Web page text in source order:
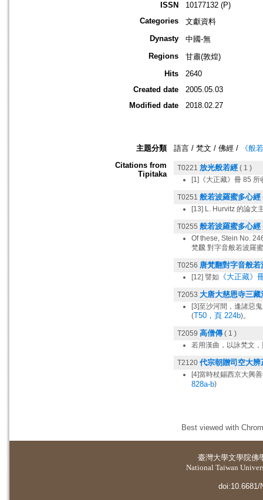
ISSN
10177132 (P)
Categories
文獻資料
Dynasty
中國-無
Regions
甘肅(敦煌)
Hits
2640
Created date
2005.05.03
Modified date
2018.02.27
主題分類 語言 / 梵文 / 佛經 /
《般
Citations from
Tipitaka
T0221 放光般若經 ( 1 )
[1]《大正藏》冊 85
T0251 般若波羅蜜多心經
[13] L. Hurvitz 的論文
T0255 般若波羅蜜多心經
Of these, Stein No.
梵飜 對字音般若波羅
T0256 唐梵翻對字音般
[12] 譬如 《大正藏》
T2053 大唐大慈恩寺三藏
[3]至沙河間，逢諸惡
(T50，頁 224b)。
T2059 高僧傳 ( 1 )
若用漢曲，以詠梵文
T2120 代宗朝贈司空大
[4]當時杖錫西京大興
828a-b)
Best viewed with
臺灣大學文學院佛
National Taiwan
doi:10.6681/